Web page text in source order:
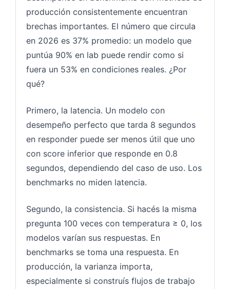
producción consistentemente encuentran
brechas importantes. El número que circula
en 2026 es 37% promedio: un modelo que
puntúa 90% en lab puede rendir como si
fuera un 53% en condiciones reales. ¿Por
qué?
Primero, la latencia. Un modelo con
desempeño perfecto que tarda 8 segundos
en responder puede ser menos útil que uno
con score inferior que responde en 0.8
segundos, dependiendo del caso de uso. Los
benchmarks no miden latencia.
Segundo, la consistencia. Si hacés la misma
pregunta 100 veces con temperatura ≥ 0, los
modelos varían sus respuestas. En
benchmarks se toma una respuesta. En
producción, la varianza importa,
especialmente si construís flujos de trabajo